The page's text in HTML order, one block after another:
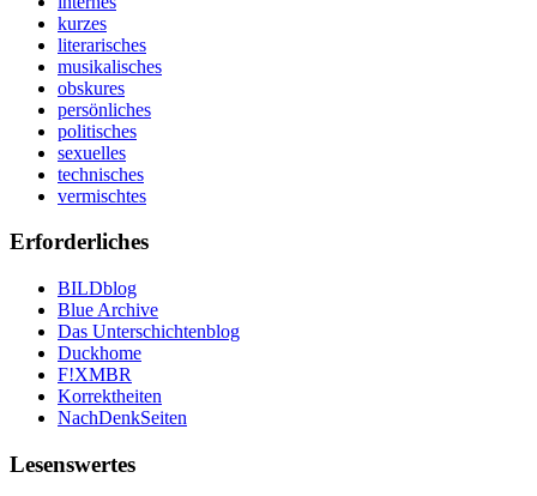
kurzes
literarisches
musikalisches
obskures
persönliches
politisches
sexuelles
technisches
vermischtes
Erforderliches
BILDblog
Blue Archive
Das Unterschichtenblog
Duckhome
F!XMBR
Korrektheiten
NachDenkSeiten
Lesenswertes